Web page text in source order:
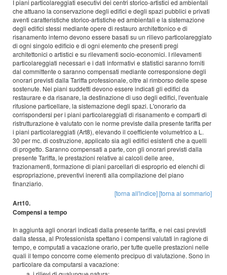
I piani particolareggiati esecutivi dei centri storico-artistici ed ambientali
che attuano la conservazione degli edifici e degli spazi pubblici e privati
aventi caratteristiche storico-artistiche ed ambientali e la sistemazione
degli edifici stessi mediante opere di restauro architettonico e di
risanamento interno devono essere basati su un rilievo particolareggiato
di ogni singolo edificio e di ogni elemento che presenti pregi
architettonici o artistici e su rilevamenti socio-economici. I rilevamenti
particolareggiati necessari e i dati informativi e statistici saranno forniti
dal committente o saranno compensati mediante corresponsione degli
onorari previsti dalla Tariffa professionale, oltre al rimborso delle spese
sostenute. Nei piani suddetti devono essere indicati gli edifici da
restaurare e da risanare, la destinazione di uso degli edifici, l'eventuale
rifusione particellare, la sistemazione degli spazi. L'onorario da
corrispondersi per i piani particolareggiati di risanamento e comparti di
ristrutturazione è valutato con le norme previste dalla presente tariffa per
i piani particolareggiati (Art8), elevando il coefficiente volumetrico a L.
30 per mc. di costruzione, applicato sia agli edifici esistenti che a quelli
di progetto. Saranno compensati a parte, con gli onorari previsti dalla
presente Tariffa, le prestazioni relative ai calcoli delle aree,
frazionamenti, formazione di piani parcellari di esproprio ed elenchi di
espropriazione, preventivi inerenti alla compilazione del piano
finanziario.
[torna all'indice][torna al sommario]
Art10.
Compensi a tempo
In aggiunta agli onorari indicati dalla presente tariffa, e nei casi previsti
dalla stessa, al Professionista spettano i compensi valutati in ragione di
tempo, e computati a vacazione orario, per tutte quelle prestazioni nelle
quali il tempo concorre come elemento precipuo di valutazione. Sono in
particolare da computarsi a vacazione: